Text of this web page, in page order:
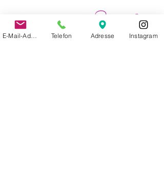
E-Mail-Adresse Telefon Adresse Instagram